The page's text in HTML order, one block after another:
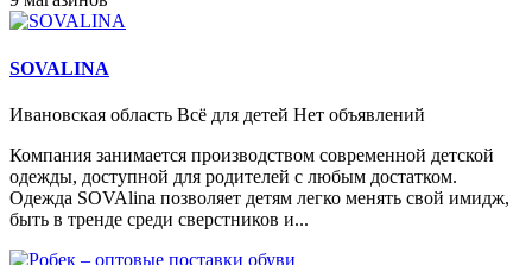
SOVALINA
Ивановская область Всё для детей Нет объявлений
Компания занимается производством современной детской
одежды, доступной для родителей с любым достатком.
Одежда SOVAlina позволяет детям легко менять свой имидж,
быть в тренде среди сверстников и...